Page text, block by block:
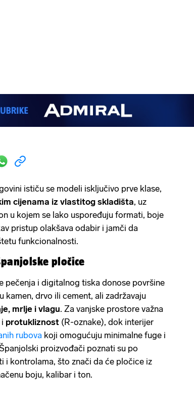
ističu se modeli isključivo prve klase,
cijenama iz vlastitog skladišta, uz
u kojem se lako uspoređuju formati, boje
pristup olakšava odabir i jamči da
funkcionalnosti.
pločice
pečenja i digitalnog tiska donose površine
kamen, drvo ili cement, ali zadržavaju
mrlje i vlagu. Za vanjske prostore važna
protukliznost (R-oznake), dok interijer
rubova koji omogućuju minimalne fuge i
proizvođači poznati su po
i kontrolama, što znači da će pločice iz
boju, kalibar i ton.